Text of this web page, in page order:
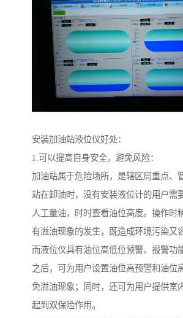
安装加油站液位仪好处：
1.可以提高自身安全，避免风险：
加油站属于危险场所，是辖区局重点、
站在卸油时，没有安装液位计的用户需
人工量油，时时查看油位高度。操作时
有溢油现象的发生，既造成环境污染又
而液位仪具有油位高低位预警、报警功
之后，可为用户设置油位高预警和油位
免溢油现象；同时，还可为用户提供室
起到双保险作用。